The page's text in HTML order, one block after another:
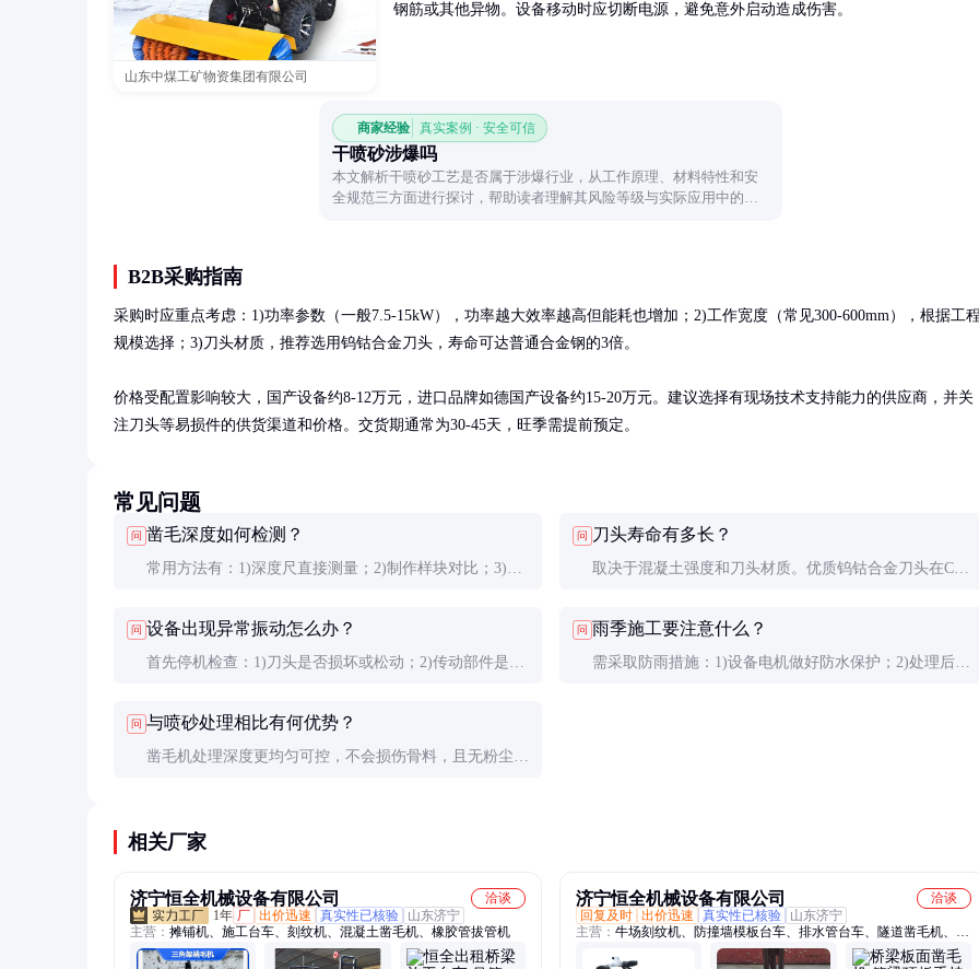
山东中煤工矿物资集团有限公司
钢筋或其他异物。设备移动时应切断电源，避免意外启动造成伤害。
商家经验 真实案例 · 安全可信
干喷砂涉爆吗
本文解析干喷砂工艺是否属于涉爆行业，从工作原理、材料特性和安
全规范三方面进行探讨，帮助读者理解其风险等级与实际应用中的注
B2B采购指南
采购时应重点考虑：1)功率参数（一般7.5-15kW），功率越大效率越高但能耗也增加；2)工作宽度（常见300-600mm），根据工
规模选择；3)刀头材质，推荐选用钨钴合金刀头，寿命可达普通合金钢的3倍。
价格受配置影响较大，国产设备约8-12万元，进口品牌如德国产设备约15-20万元。建议选择有现场技术支持能力的供应商，并关
注刀头等易损件的供货渠道和价格。交货期通常为30-45天，旺季需提前预定。
常见问题
问 凿毛深度如何检测？
常用方法有：1)深度尺直接测量；2)制作样块对比；3)新
少检测3处，深度偏差不超过±1mm。
问 刀头寿命有多长？
取决于混凝土强度和刀头材质。优质钨钴合金刀头在C30
㎡。出现明显磨损或崩刃应立即更换。
问 设备出现异常振动怎么办？
首先停机检查：1)刀头是否损坏或松动；2)传动部件是否
衡，严重振动需返厂检修。
问 雨季施工要注意什么？
需采取防雨措施：1)设备电机做好防水保护；2)处理后表
问 与喷砂处理相比有何优势？
凿毛机处理深度更均匀可控，不会损伤骨料，且无粉尘污
相关厂家
济宁恒全机械设备有限公司
洽谈
1年 厂 出价迅速 真实性已核验
山东济宁
主营： 摊铺机、施工台车、刻纹机、混凝土凿毛机、橡胶管拔管机
济宁恒全机械设备有限公司
洽谈
回复及时 出价迅速 真实性已核验
山东济宁
主营： 牛场刻纹机、防撞墙模板台车、排水管台车、隧道凿毛机、空
心板凿毛机、桥面凿毛机、三角架凿毛机、电动台车、牛场拉纹机、